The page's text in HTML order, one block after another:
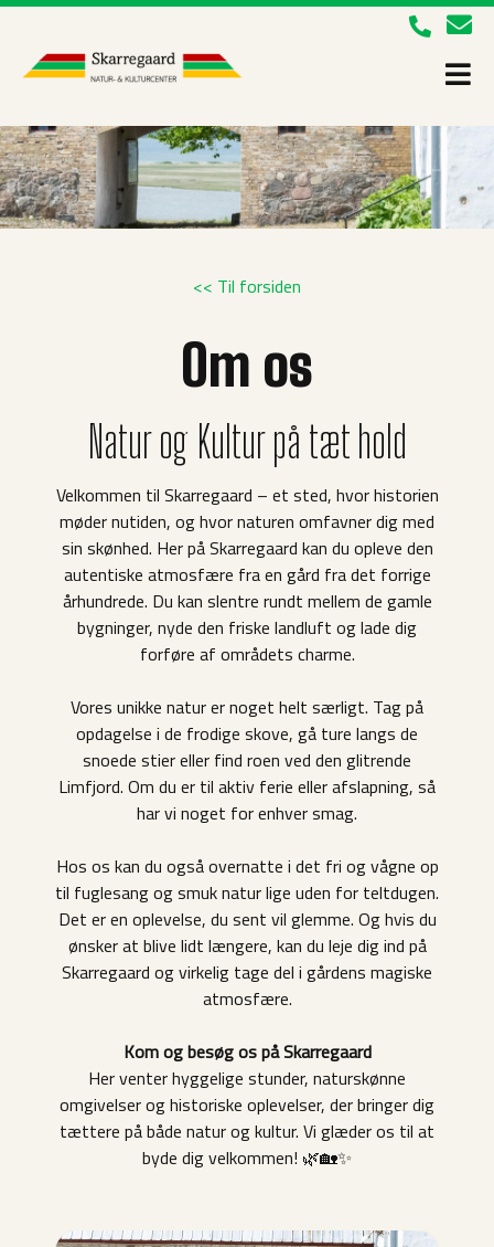
<< Til forsiden
Om os
Natur og Kultur på tæt hold
Velkommen til Skarregaard – et sted, hvor historien
møder nutiden, og hvor naturen omfavner dig med
sin skønhed. Her på Skarregaard kan du opleve den
autentiske atmosfære fra en gård fra det forrige
århundrede. Du kan slentre rundt mellem de gamle
bygninger, nyde den friske landluft og lade dig
forføre af områdets charme.
Vores unikke natur er noget helt særligt. Tag på
opdagelse i de frodige skove, gå ture langs de
snoede stier eller find roen ved den glitrende
Limfjord. Om du er til aktiv ferie eller afslapning, så
har vi noget for enhver smag.
Hos os kan du også overnatte i det fri og vågne op
til fuglesang og smuk natur lige uden for teltdugen.
Det er en oplevelse, du sent vil glemme. Og hvis du
ønsker at blive lidt længere, kan du leje dig ind på
Skarregaard og virkelig tage del i gårdens magiske
atmosfære.
Kom og besøg os på Skarregaard
Her venter hyggelige stunder, naturskønne
omgivelser og historiske oplevelser, der bringer dig
tættere på både natur og kultur. Vi glæder os til at
byde dig velkommen! 🌿🏡✨